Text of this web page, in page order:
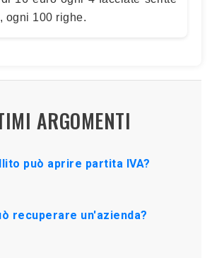
ogni 100 righe.
ARGOMENTI
può aprire partita IVA?
recuperare un'azienda?